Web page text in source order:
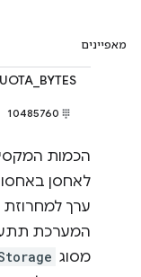
מאפיינים
10485760
הכמות
לאחסן
המערכת
מסוג